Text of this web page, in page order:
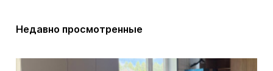
Недавно просмотренные